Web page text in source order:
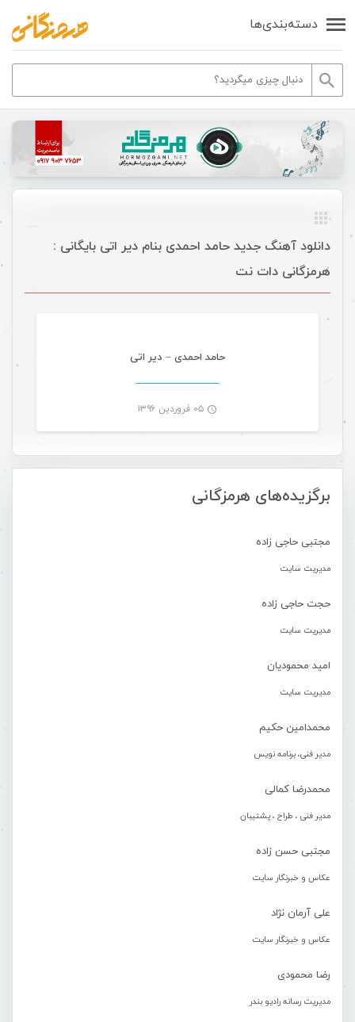
دسته‌بندی‌ها
برگزیده‌های هرمزگانی
مجتبی حاجی زاده
مدیریت سایت
حجت حاجی زاده
مدیریت سایت
امید محمودیان
مدیریت سایت
محمدامین حکیم
مدیر فنی، برنامه نویس
محمدرضا کمالی
مدیر فنی ، طراح ، پشتیبان
مجتبی حسن زاده
عکاس و خبرنگار سایت
علی آرمان نژاد
عکاس و خبرنگار سایت
رضا محمودی
مدیریت رسانه رادیو بندر
دانلود آهنگ جدید حامد احمدی بنام دیر اتی بایگانی :
هرمزگانی دات نت
حامد احمدی – دیر اتی
۰۵ فروردین ۱۳۹۶